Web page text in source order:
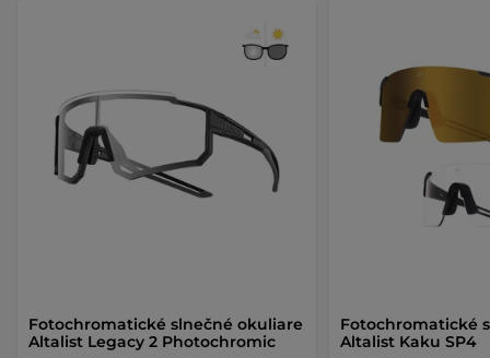
Fotochromatické slnečné okuliare
Altalist Legacy 2 Photochromic
Fotochromatické
Altalist Kaku SP4